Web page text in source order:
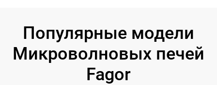
Популярные модели
Микроволновых печей
Fagor